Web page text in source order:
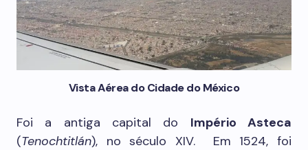
Vista Aérea do Cidade do México
Foi a antiga capital do Império Asteca
(Tenochtitlán), no século XIV. Em 1524, foi